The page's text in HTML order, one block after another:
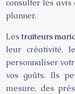
consulter les
planner.
Les traiteurs
leur créativité,
personnaliser
vos goûts. Ils
mesure, des